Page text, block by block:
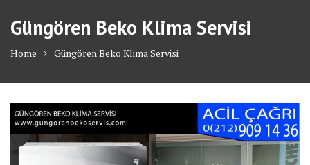
Güngören Beko Klima Servisi
Home Güngören Beko Klima Servisi